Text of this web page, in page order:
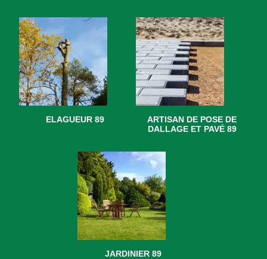
ELAGUEUR 89
ARTISAN DE POSE DE
DALLAGE ET PAVÉ 89
JARDINIER 89